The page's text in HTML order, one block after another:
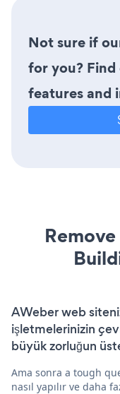
Not sure if
for you?
features and
AWeber web
işletmelerinizin
büyük zorluğun
Ama sonra a tough
nasıl yapılır ve daha